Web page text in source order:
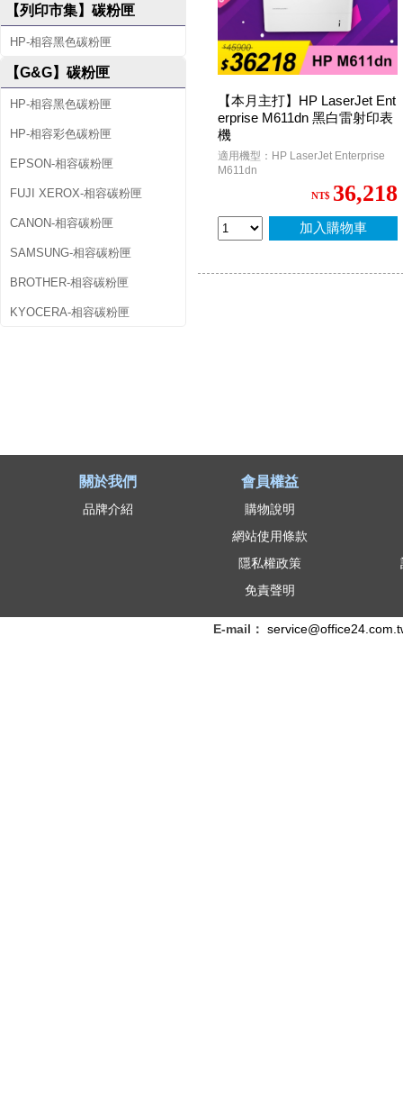
【列印市集】碳粉匣
HP-相容黑色碳粉匣
【G&G】碳粉匣
HP-相容黑色碳粉匣
HP-相容彩色碳粉匣
EPSON-相容碳粉匣
FUJI XEROX-相容碳粉匣
CANON-相容碳粉匣
SAMSUNG-相容碳粉匣
BROTHER-相容碳粉匣
KYOCERA-相容碳粉匣
【本月主打】HP LaserJet Ent
erprise M611dn 黑白雷射印表
機
適用機型：HP LaserJet Enterprise
M611dn
NT$ 36,218
加入購物車
關於我們
品牌介紹
會員權益
購物說明
網站使用條款
隱私權政策
免責聲明
E-mail：